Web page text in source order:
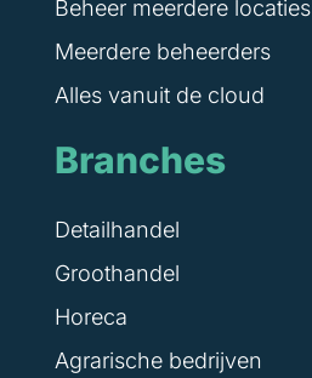
Beheer meerdere locaties
Meerdere beheerders
Alles vanuit de cloud
Branches
Detailhandel
Groothandel
Horeca
Agrarische bedrijven